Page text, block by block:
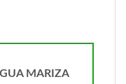
MARIZA